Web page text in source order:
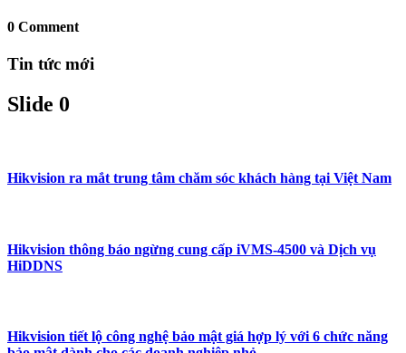
0 Comment
Tin tức mới
Slide 0
Hikvision ra mắt trung tâm chăm sóc khách hàng tại Việt Nam
Hikvision thông báo ngừng cung cấp iVMS-4500 và Dịch vụ
HiDDNS
Hikvision tiết lộ công nghệ bảo mật giá hợp lý với 6 chức năng